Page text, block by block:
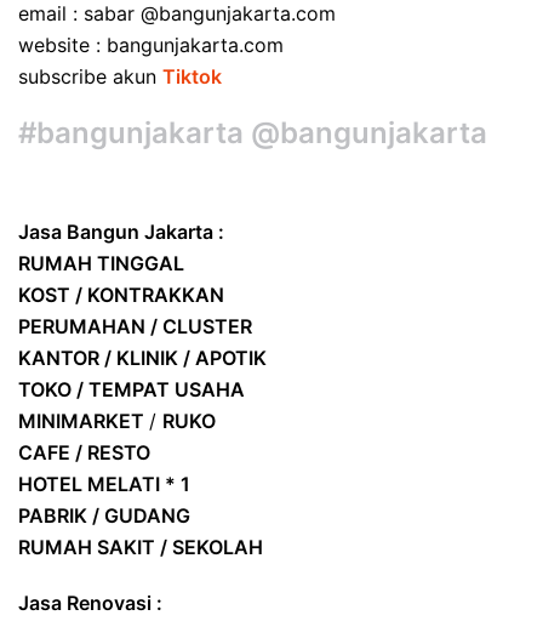
email : sabar @bangunjakarta.com
website : bangunjakarta.com
subscribe akun Tiktok
#bangunjakarta @bangunjakarta
Jasa Bangun Jakarta :
RUMAH TINGGAL
KOST / KONTRAKKAN
PERUMAHAN / CLUSTER
KANTOR / KLINIK / APOTIK
TOKO / TEMPAT USAHA
MINIMARKET / RUKO
CAFE / RESTO
HOTEL MELATI * 1
PABRIK / GUDANG
RUMAH SAKIT / SEKOLAH
Jasa Renovasi :